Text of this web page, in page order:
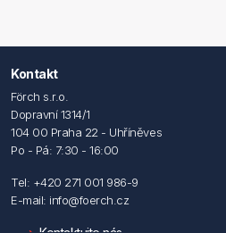
Kontakt
Förch s.r.o.
Dopravní 1314/1
104 00 Praha 22 - Uhříněves
Po - Pá: 7:30 - 16:00
Tel: +420 271 001 986-9
E-mail: info@foerch.cz